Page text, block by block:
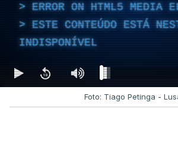
ERROR ON HTML5 MEDIA
ESTE CONTEÚDO ESTÁ
INDISPONÍVEL
Foto: Tiago Petinga -